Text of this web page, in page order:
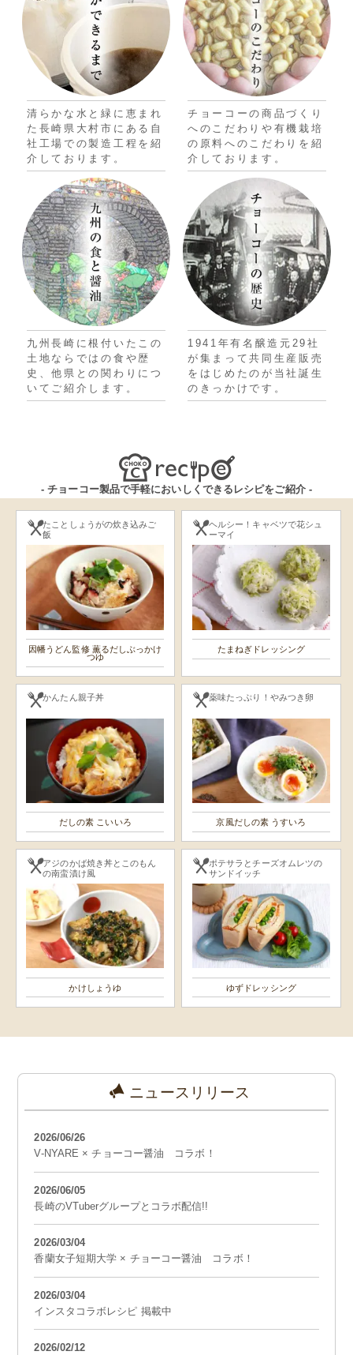
清らかな水と緑に恵まれ
た長崎県大村市にある自
社工場での製造工程を紹
介しております。
チョーコーの商品づくり
へのこだわりや有機栽培
の原料へのこだわりを紹
介しております。
九州長崎に根付いたこの
土地ならではの食や歴
史、他県との関わりにつ
いてご紹介します。
1941年有名醸造元29社
が集まって共同生産販売
をはじめたのが当社誕生
のきっかけです。
- チョーコー製品で手軽においしくできるレシピをご紹介 -
たことしょうがの炊き込みご
飯
因幡うどん監修 薫るだしぶっかけ
つゆ
ヘルシー！キャベツで花シュ
ーマイ
たまねぎドレッシング
かんたん親子丼
だしの素 こいいろ
薬味たっぷり！やみつき卵
京風だしの素 うすいろ
アジのかば焼き丼とこのもん
の南蛮漬け風
かけしょうゆ
ポテサラとチーズオムレツの
サンドイッチ
ゆずドレッシング
ニュースリリース
2026/06/26
V-NYARE × チョーコー醤油 コラボ！
2026/06/05
長崎のVTuberグループとコラボ配信!!
2026/03/04
香蘭女子短期大学 × チョーコー醤油 コラボ！
2026/03/04
インスタコラボレシピ 掲載中
2026/02/12